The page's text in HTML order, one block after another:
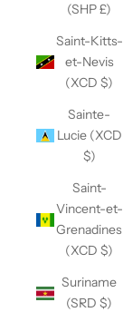
(SHP £)
Saint-Kitts-
et-Nevis
(XCD $)
Sainte-
Lucie (XCD
$)
Saint-
Vincent-et-
Grenadines
(XCD $)
Suriname
(SRD $)